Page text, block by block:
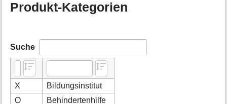
Produkt-Kategorien
Suche
X
Bildungsinstitut
O
Behindertenhilfe